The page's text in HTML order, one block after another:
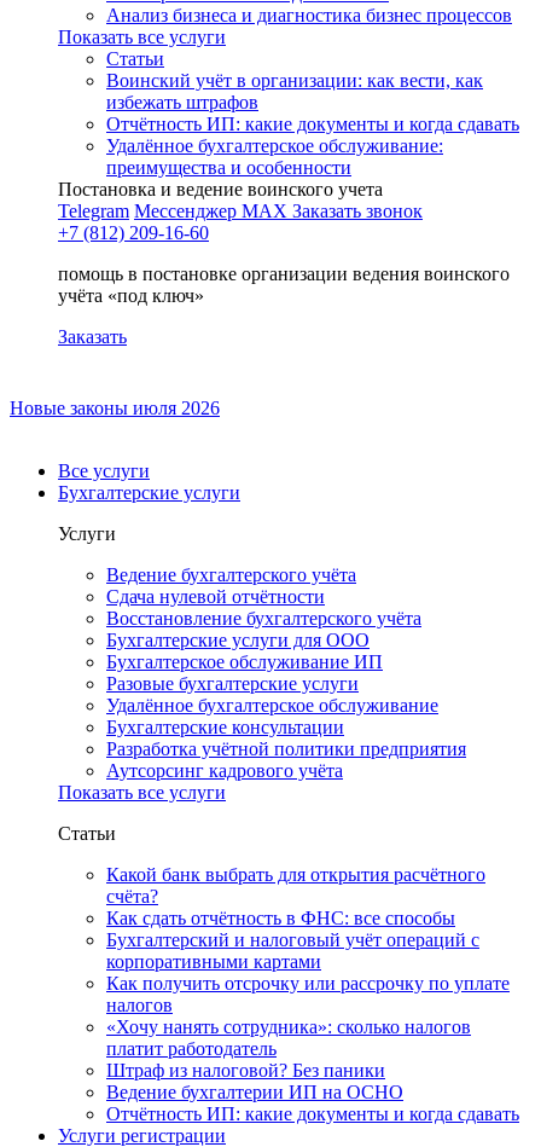
Анализ бизнеса и диагностика бизнес процессов
Показать все услуги
Статьи
Воинский учёт в организации: как вести, как
избежать штрафов
Отчётность ИП: какие документы и когда сдавать
Удалённое бухгалтерское обслуживание:
преимущества и особенности
Постановка и ведение воинского учета
Telegram Мессенджер MAX Заказать звонок
+7 (812) 209-16-60
помощь в постановке организации ведения воинского
учёта «под ключ»
Заказать
Новые законы июля 2026
Все услуги
Бухгалтерские услуги
Услуги
Ведение бухгалтерского учёта
Сдача нулевой отчётности
Восстановление бухгалтерского учёта
Бухгалтерские услуги для ООО
Бухгалтерское обслуживание ИП
Разовые бухгалтерские услуги
Удалённое бухгалтерское обслуживание
Бухгалтерские консультации
Разработка учётной политики предприятия
Аутсорсинг кадрового учёта
Показать все услуги
Статьи
Какой банк выбрать для открытия расчётного
счёта?
Как сдать отчётность в ФНС: все способы
Бухгалтерский и налоговый учёт операций с
корпоративными картами
Как получить отсрочку или рассрочку по уплате
налогов
«Хочу нанять сотрудника»: сколько налогов
платит работодатель
Штраф из налоговой? Без паники
Ведение бухгалтерии ИП на ОСНО
Отчётность ИП: какие документы и когда сдавать
Услуги регистрации